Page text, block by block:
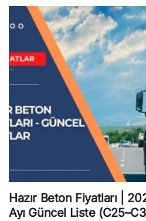
Hazır Beton Fiyatları |
Ayı Güncel Liste